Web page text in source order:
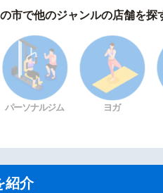
市で他のジャンルの店舗を探
パーソナルジム ヨガ
紹介